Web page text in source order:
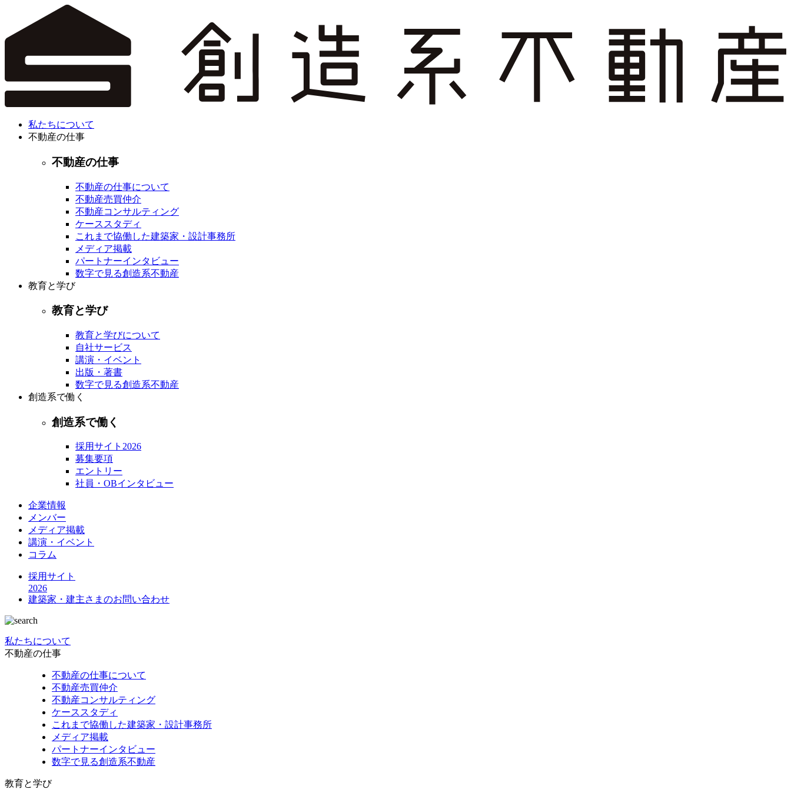
私たちについて
不動産の仕事
不動産の仕事
不動産の仕事について
不動産売買仲介
不動産コンサルティング
ケーススタディ
これまで協働した建築家・設計事務所
メディア掲載
パートナーインタビュー
数字で見る創造系不動産
教育と学び
教育と学び
教育と学びについて
自社サービス
講演・イベント
出版・著書
数字で見る創造系不動産
創造系で働く
創造系で働く
採用サイト2026
募集要項
エントリー
社員・OBインタビュー
企業情報
メンバー
メディア掲載
講演・イベント
コラム
採用サイト
2026
建築家・建主さまのお問い合わせ
私たちについて
不動産の仕事
不動産の仕事について
不動産売買仲介
不動産コンサルティング
ケーススタディ
これまで協働した建築家・設計事務所
メディア掲載
パートナーインタビュー
数字で見る創造系不動産
教育と学び